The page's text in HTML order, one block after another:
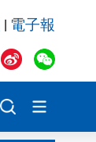
電子報